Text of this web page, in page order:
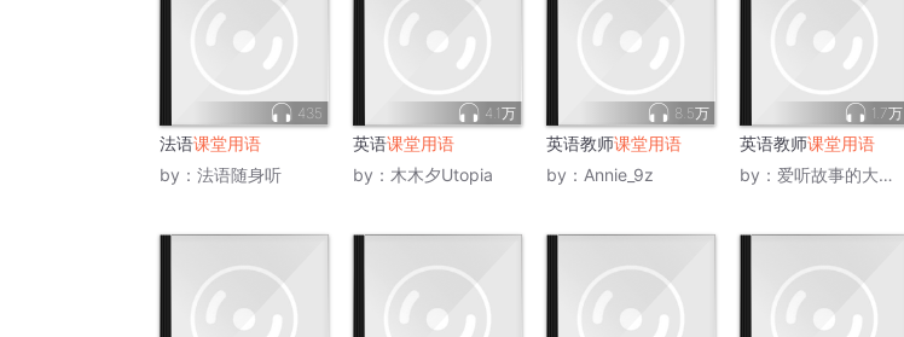
435
法语课堂用语
by： 法语随身听
4.1万
英语课堂用语
by： 木木夕Utopia
8.5万
英语教师课堂用语
by： Annie_9z
1.7万
英语教师课堂用语
by： 爱听故事的大丹丹